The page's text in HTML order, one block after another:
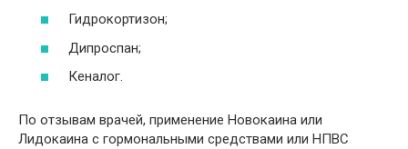
Гидрокортизон;
Дипроспан;
Кеналог.
По отзывам врачей, применение Новокаина или
Лидокаина с гормональными средствами или НПВС